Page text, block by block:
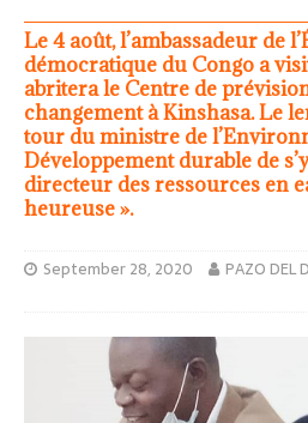
Le 4 août, l’ambassadeur de
démocratique du Congo a
abritera le Centre de
changement à Kinshasa. Le
tour du ministre de
Développement durable de
directeur des ressources en
heureuse ».
September 28, 2020 PAZO DEL